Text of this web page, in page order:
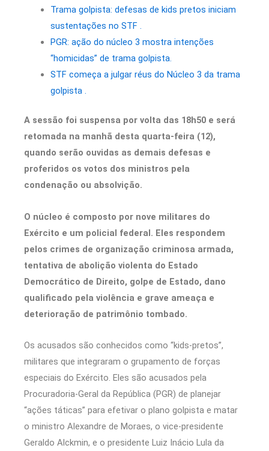
Trama golpista: defesas de kids pretos iniciam
sustentações no STF .
PGR: ação do núcleo 3 mostra intenções
“homicidas” de trama golpista.
STF começa a julgar réus do Núcleo 3 da trama
golpista .
A sessão foi suspensa por volta das 18h50 e será
retomada na manhã desta quarta-feira (12),
quando serão ouvidas as demais defesas e
proferidos os votos dos ministros pela
condenação ou absolvição.
O núcleo é composto por nove militares do
Exército e um policial federal. Eles respondem
pelos crimes de organização criminosa armada,
tentativa de abolição violenta do Estado
Democrático de Direito, golpe de Estado, dano
qualificado pela violência e grave ameaça e
deterioração de patrimônio tombado.
Os acusados são conhecidos como “kids-pretos”,
militares que integraram o grupamento de forças
especiais do Exército. Eles são acusados pela
Procuradoria-Geral da República (PGR) de planejar
“ações táticas” para efetivar o plano golpista e matar
o ministro Alexandre de Moraes, o vice-presidente
Geraldo Alckmin, e o presidente Luiz Inácio Lula da